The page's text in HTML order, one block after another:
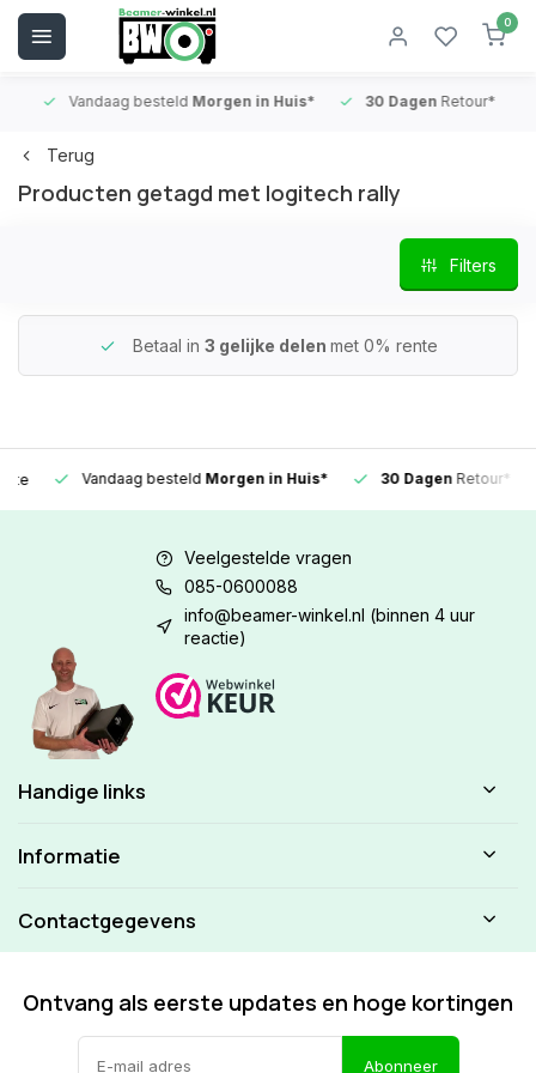
0
Vandaag besteldMorgen in Huis* 30 DagenRetour*
Terug
Producten getagd met logitech rally
Filters
Betaal in 3 gelijke delen met 0% rente
Vandaag besteldMorgen in Huis* 30 DagenRetour*
Veelgestelde vragen
085-0600088
info@beamer-winkel.nl (binnen 4 uur
reactie)
Handige links
Informatie
Contactgegevens
Ontvang als eerste updates en hoge kortingen
Abonneer